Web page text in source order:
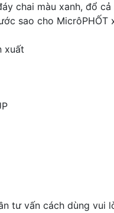
chai màu xanh, đổ
sao cho
xuất
tư vấn cách dùng